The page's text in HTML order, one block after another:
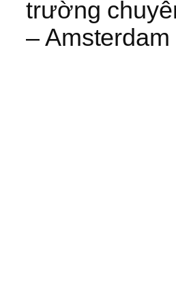
trường
– Amsterdam